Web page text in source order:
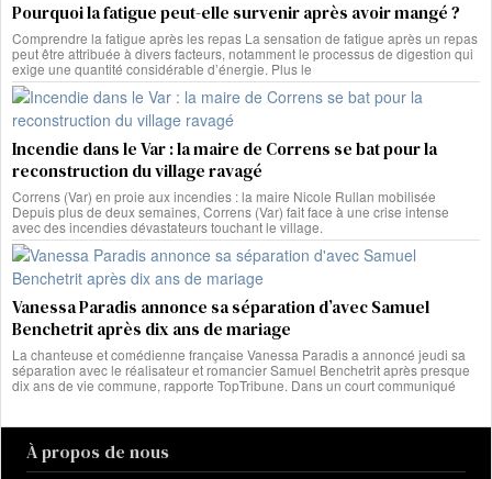
Pourquoi la fatigue peut-elle survenir après avoir mangé ?
Comprendre la fatigue après les repas La sensation de fatigue après un repas
peut être attribuée à divers facteurs, notamment le processus de digestion qui
exige une quantité considérable d’énergie. Plus le
Incendie dans le Var : la maire de Correns se bat pour la
reconstruction du village ravagé
Correns (Var) en proie aux incendies : la maire Nicole Rullan mobilisée
Depuis plus de deux semaines, Correns (Var) fait face à une crise intense
avec des incendies dévastateurs touchant le village.
Vanessa Paradis annonce sa séparation d’avec Samuel
Benchetrit après dix ans de mariage
La chanteuse et comédienne française Vanessa Paradis a annoncé jeudi sa
séparation avec le réalisateur et romancier Samuel Benchetrit après presque
dix ans de vie commune, rapporte TopTribune. Dans un court communiqué
À propos de nous